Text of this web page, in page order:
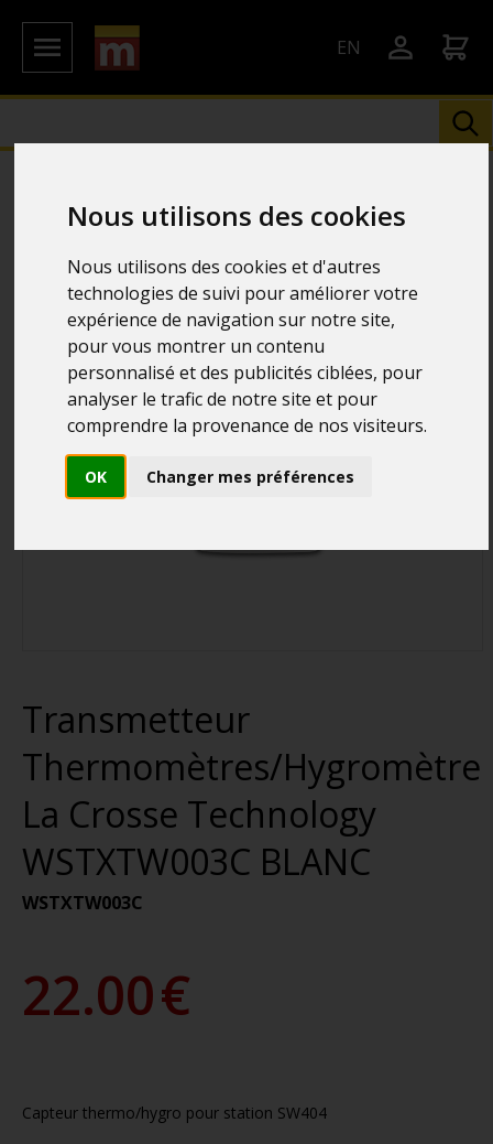
Nous utilisons des cookies
Nous utilisons des cookies et d'autres
technologies de suivi pour améliorer votre
expérience de navigation sur notre site,
pour vous montrer un contenu
personnalisé et des publicités ciblées, pour
analyser le trafic de notre site et pour
comprendre la provenance de nos visiteurs.
OK Changer mes préférences
EN
Transmetteur
Thermomètres/Hygromètre
La Crosse Technology
WSTXTW003C BLANC
WSTXTW003C
22.00€
Capteur thermo/hygro pour station SW404